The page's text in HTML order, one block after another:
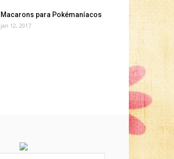
Macarons para Pokémaníacos
jan 12, 2017